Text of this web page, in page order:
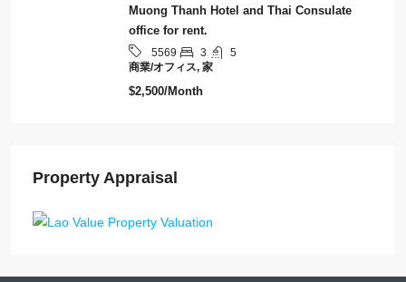
Muong Thanh Hotel and Thai Consulate
office for rent.
5569 3
5
商業/オフィス, 家
$2,500/Month
Property Appraisal